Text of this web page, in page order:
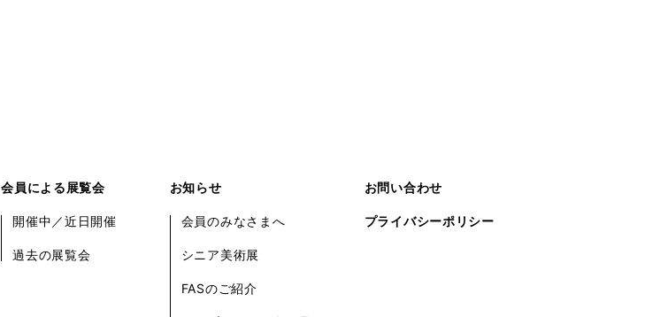
会員による展覧会
開催中／近日開催
過去の展覧会
お知らせ
会員のみなさまへ
シニア美術展
FASのご紹介
お問い合わせ
プライバシーポリシー